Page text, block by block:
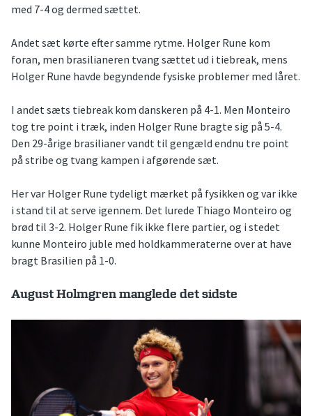
med 7-4 og dermed sættet.
Andet sæt kørte efter samme rytme. Holger Rune kom
foran, men brasilianeren tvang sættet ud i tiebreak, mens
Holger Rune havde begyndende fysiske problemer med låret.
I andet sæts tiebreak kom danskeren på 4-1. Men Monteiro
tog tre point i træk, inden Holger Rune bragte sig på 5-4.
Den 29-årige brasilianer vandt til gengæld endnu tre point
på stribe og tvang kampen i afgørende sæt.
Her var Holger Rune tydeligt mærket på fysikken og var ikke
i stand til at serve igennem. Det lurede Thiago Monteiro og
brød til 3-2. Holger Rune fik ikke flere partier, og i stedet
kunne Monteiro juble med holdkammeraterne over at have
bragt Brasilien på 1-0.
August Holmgren manglede det sidste